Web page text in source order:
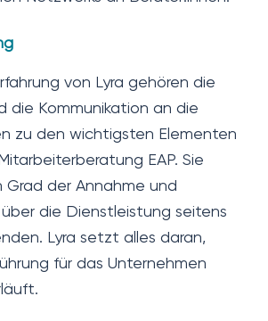
von Lyra gehören die
die Kommunikation an die
zu den wichtigsten Elementen
EAP. Sie
der Annahme und
die Dienstleistung seitens
Lyra setzt alles daran,
für das Unternehmen